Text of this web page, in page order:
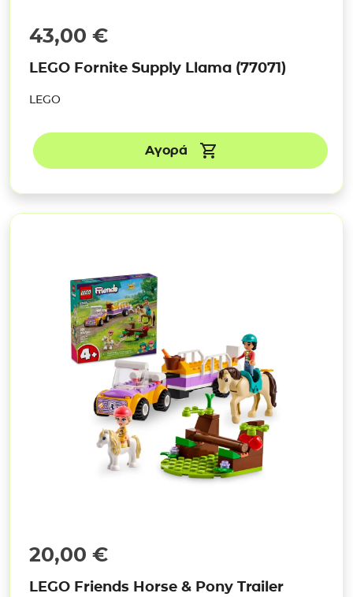
43,00 €
LEGO Fornite Supply Llama (77071)
LEGO
Αγορά
20,00 €
LEGO Friends Horse & Pony Trailer